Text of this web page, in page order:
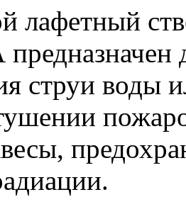
лафетный
струи воды